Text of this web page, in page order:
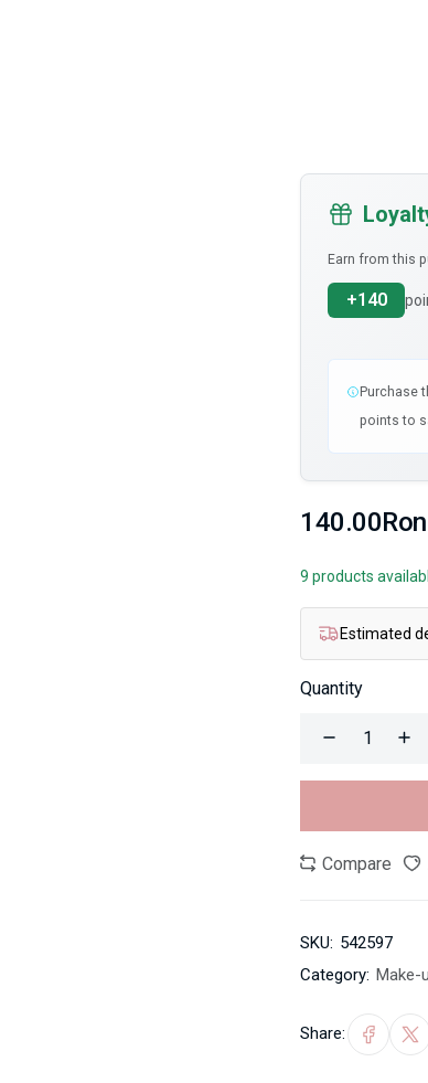
Earn from this
+140
Purchase
points to
140.00Ron
9 products
Estimated
Quantity
Compare
SKU: 542597
Category: Make-
Share: